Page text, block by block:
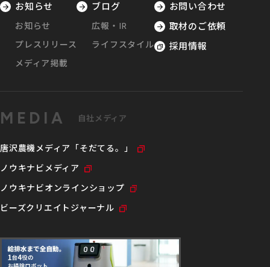
お知らせ
お知らせ
プレスリリース
メディア掲載
ブログ
広報・IR
ライフスタイル
お問い合わせ
取材のご依頼
採用情報
MEDIA 自社メディア
唐沢農機メディア「そだてる。」
ノウキナビメディア
ノウキナビオンラインショップ
ビーズクリエイトジャーナル